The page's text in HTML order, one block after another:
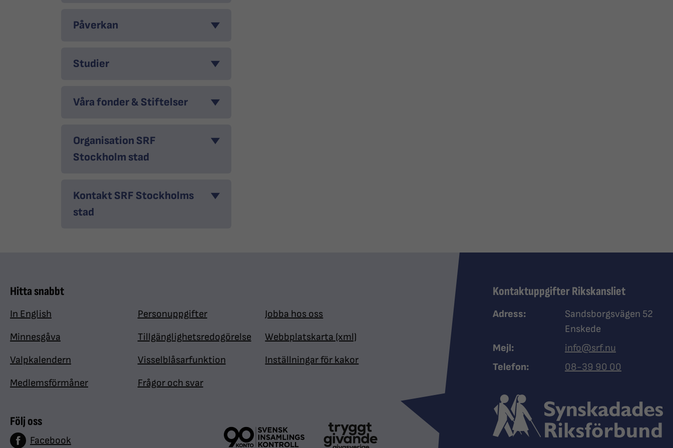
Påverkan
Studier
Våra fonder & Stiftelser
Organisation SRF
Stockholm stad
Kontakt SRF Stockholms
stad
Hitta snabbt
In English
Minnesgåva
Valpkalendern
Medlemsförmåner
Personuppgifter
Tillgänglighetsredogörelse
Visselblåsarfunktion
Frågor och svar
Jobba hos oss
Webbplatskarta (xml)
Inställningar för kakor
Följ oss
Facebook
Kontaktuppgifter Rikskansliet
Adress:
Sandsborgsvägen 52
Enskede
Mejl:
info@srf.nu
Telefon:
Ring Synskadades
08-39 90 00